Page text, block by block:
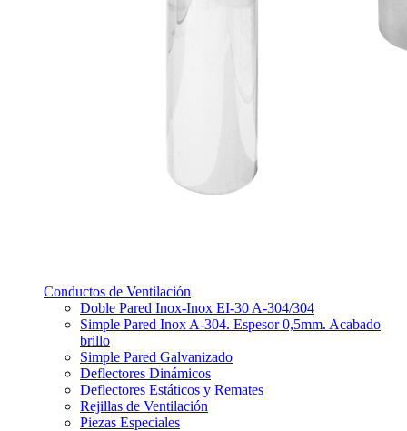
Conductos de Ventilación
Doble Pared Inox-Inox EI-30 A-304/304
Simple Pared Inox A-304. Espesor 0,5mm. Acabado
brillo
Simple Pared Galvanizado
Deflectores Dinámicos
Deflectores Estáticos y Remates
Rejillas de Ventilación
Piezas Especiales